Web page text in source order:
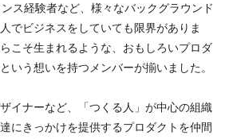
ス経験者など、様々なバックグラウンド
でビジネスをしていても限界がありま
こそ生まれるような、おもしろいプロダ
いう想いを持つメンバーが揃いました。
イナーなど、「つくる人」が中心の組織
にきっかけを提供するプロダクトを仲間